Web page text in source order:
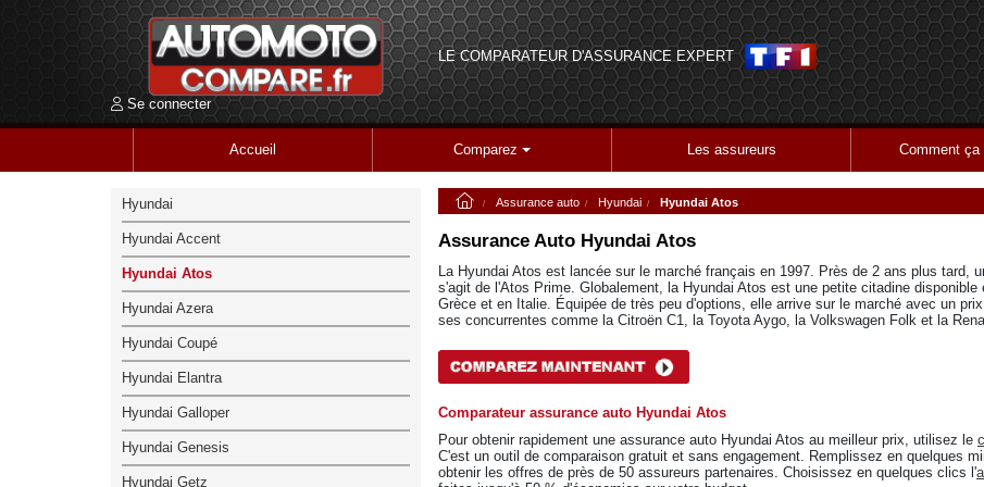
LE COMPARATEUR D'ASSURANCE EXPERT
Se connecter
Accueil Comparez Les assureurs Comment ça
Assurance auto Hyundai Hyundai Atos
Assurance Auto Hyundai Atos
La Hyundai Atos est lancée sur le marché français en 1997. Près de 2 ans plus tard,
s'agit de l'Atos Prime. Globalement, la Hyundai Atos est une petite citadine
Grèce et en Italie. Équipée de très peu d'options, elle arrive sur le marché avec un
ses concurrentes comme la Citroën C1, la Toyota Aygo, la Volkswagen Folk et la
Comparateur assurance auto Hyundai Atos
Pour obtenir rapidement une assurance auto Hyundai Atos au meilleur prix, utilisez le
C'est un outil de comparaison gratuit et sans engagement. Remplissez en quelques
obtenir les offres de près de 50 assureurs partenaires. Choisissez en quelques clics l'
Hyundai
Hyundai Accent
Hyundai Atos
Hyundai Azera
Hyundai Coupé
Hyundai Elantra
Hyundai Galloper
Hyundai Genesis
Hyundai Getz